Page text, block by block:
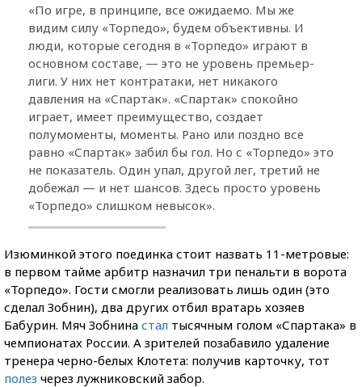
«По игре, в принципе, все ожидаемо. Мы же
видим силу «Торпедо», будем объективны. И
люди, которые сегодня в «Торпедо» играют в
основном составе, — это не уровень премьер-
лиги. У них нет контратаки, нет никакого
давления на «Спартак». «Спартак» спокойно
играет, имеет преимущество, создает
полумоменты, моменты. Рано или поздно все
равно «Спартак» забил бы гол. Но с «Торпедо» это
не показатель. Один упал, другой лег, третий не
добежал — и нет шансов. Здесь просто уровень
«Торпедо» слишком невысок».
Изюминкой этого поединка стоит назвать 11-метровые:
в первом тайме арбитр назначил три пенальти в ворота
«Торпедо». Гости смогли реализовать лишь один (это
сделал Зобнин), два других отбил вратарь хозяев
Бабурин. Мяч Зобнина стал тысячным голом «Спартака» в
чемпионатах России. А зрителей позабавило удаление
тренера черно-белых Клотета: получив карточку, тот
полез через лужниковский забор.